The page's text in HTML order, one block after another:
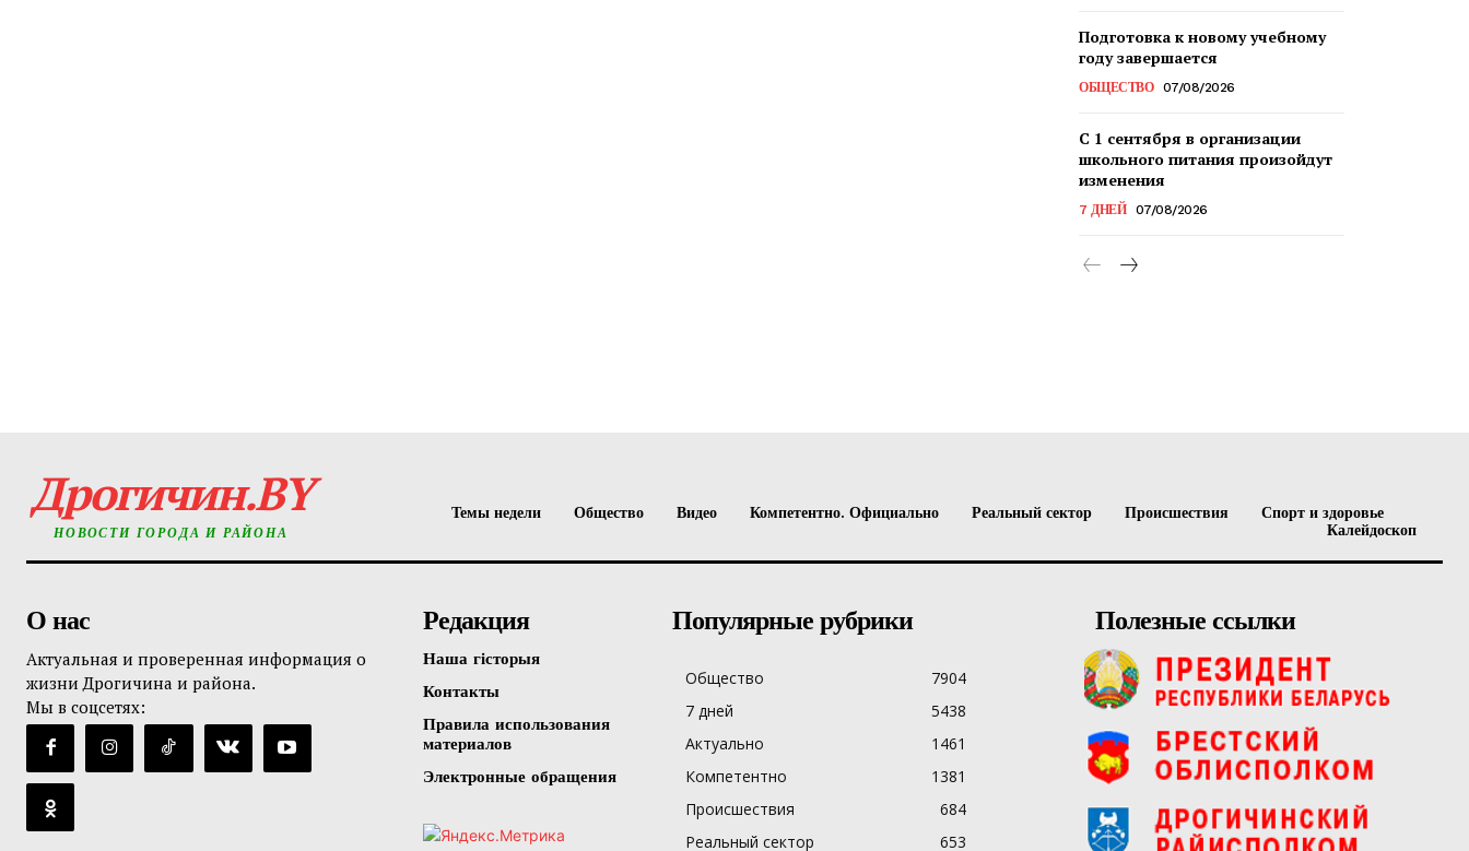
Подготовка к новому учебному
году завершается
ОБЩЕСТВО 07/08/2026
С 1 сентября в организации
школьного питания произойдут
изменения
7 ДНЕЙ 07/08/2026
Дрогичин.BY
НОВОСТИ ГОРОДА И РАЙОНА
Темы недели Общество Видео Компетентно. Официально Реальный сектор Происшествия
Спорт и здоровье
Калейдоскоп
О нас
Актуальная и проверенная информация о
жизни Дрогичина и района.
Мы в соцсетях:
Редакция
Наша гісторыя
Контакты
Правила использования
материалов
Электронные обращения
Популярные рубрики
Общество
7904
7 дней
5438
Актуально
1461
Компетентно
1381
Происшествия
684
Реальный сектор
653
Полезные ссылки